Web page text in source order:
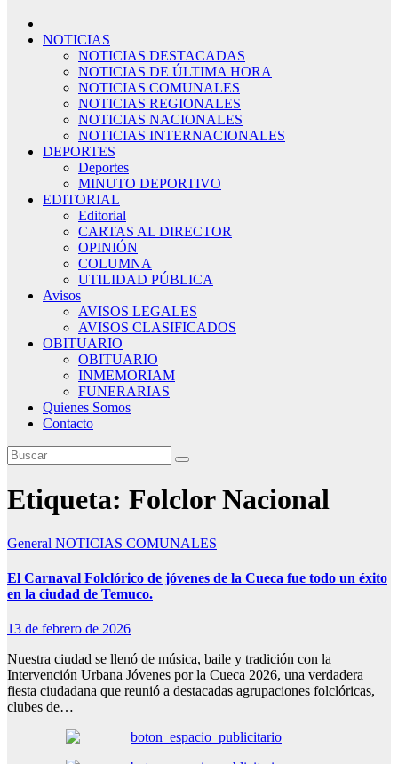
NOTICIAS
NOTICIAS DESTACADAS
NOTICIAS DE ÚLTIMA HORA
NOTICIAS COMUNALES
NOTICIAS REGIONALES
NOTICIAS NACIONALES
NOTICIAS INTERNACIONALES
DEPORTES
Deportes
MINUTO DEPORTIVO
EDITORIAL
Editorial
CARTAS AL DIRECTOR
OPINIÓN
COLUMNA
UTILIDAD PÚBLICA
Avisos
AVISOS LEGALES
AVISOS CLASIFICADOS
OBITUARIO
OBITUARIO
INMEMORIAM
FUNERARIAS
Quienes Somos
Contacto
Etiqueta: Folclor Nacional
General NOTICIAS COMUNALES
El Carnaval Folclórico de jóvenes de la Cueca fue todo un éxito
en la ciudad de Temuco.
13 de febrero de 2026
Nuestra ciudad se llenó de música, baile y tradición con la
Intervención Urbana Jóvenes por la Cueca 2026, una verdadera
fiesta ciudadana que reunió a destacadas agrupaciones folclóricas,
clubes de…